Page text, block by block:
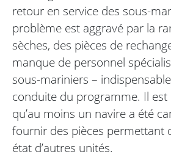
retour en service des sous-
problème est aggravé par la
sèches, des pièces de
manque de personnel
sous-mariniers –
conduite du programme. Il
qu’au moins un navire a été
fournir des pièces permettant
état d’autres unités.